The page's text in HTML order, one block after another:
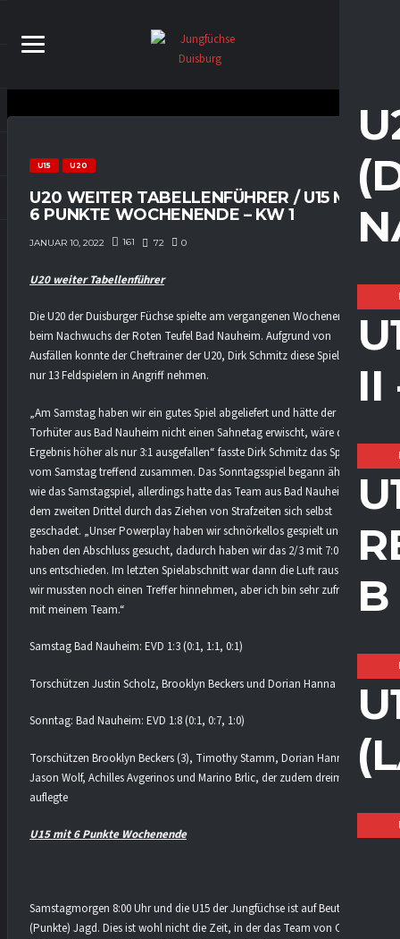
II
B
U15 U20
U20 WEITER TABELLENFÜHRER / U15 MIT
6 PUNKTE WOCHENENDE – KW 1
JANUAR 10, 2022 161 72 0
U20 weiter Tabellenführer
Die U20 der Duisburger Füchse spielte am vergangenen Wochenende
beim Nachwuchs der Roten Teufel Bad Nauheim. Aufgrund von
Ausfällen konnte der Cheftrainer der U20, Dirk Schmitz diese Spiele mit
nur 13 Feldspielern in Angriff nehmen.
„Am Samstag haben wir ein gutes Spiel abgeliefert und hätte der
Torhüter aus Bad Nauheim nicht einen Sahnetag erwischt, wäre das
Ergebnis höher als nur 3:1 ausgefallen“ fasste Dirk Schmitz das Spiel
vom Samstag treffend zusammen. Das Sonntagsspiel begann ähnlich
wie das Samstagspiel, allerdings hatte das Team aus Bad Nauheim, ab
dem zweiten Drittel durch das Ziehen von Strafzeiten sich selbst
geschadet. „Unser Powerplay haben wir schnörkellos gespielt und
haben den Abschluss gesucht, dadurch haben wir das 2/3 mit 7:0 für
uns entschieden. Im letzten Spielabschnitt war dann die Luft raus und
wir mussten noch einen Treffer hinnehmen, aber ich bin sehr zufrieden
mit meinem Team.“
Samstag Bad Nauheim: EVD 1:3 (0:1, 1:1, 0:1)
Torschützen Justin Scholz, Brooklyn Beckers und Dorian Hanna
Sonntag: Bad Nauheim: EVD 1:8 (0:1, 0:7, 1:0)
Torschützen Brooklyn Beckers (3), Timothy Stamm, Dorian Hanna,
Jason Wolf, Achilles Avgerinos und Marino Brlic, der zudem dreimal
auflegte
U15 mit 6 Punkte Wochenende
Samstagmorgen 8:00 Uhr und die U15 der Jungfüchse ist auf Beute
(Punkte) Jagd. Dies ist wohl nicht die Zeit, in der das Team von Coach